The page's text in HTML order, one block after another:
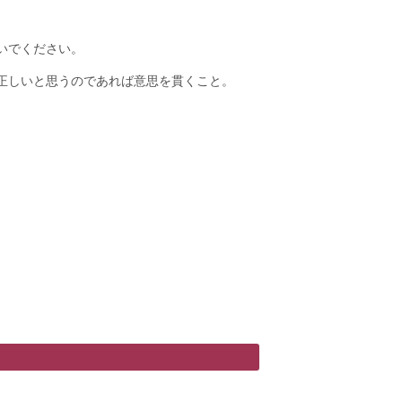
ください。
いと思うのであれば意思を貫くこと。